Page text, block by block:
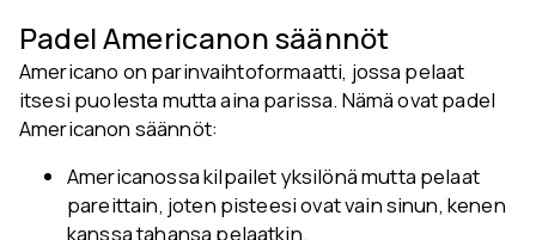
Padel Americanon säännöt
Americano on parinvaihtoformaatti, jossa pelaat
itsesi puolesta mutta aina parissa. Nämä ovat padel
Americanon säännöt:
Americanossa kilpailet yksilönä mutta pelaat
pareittain, joten pisteesi ovat vain sinun, kenen
kanssa tahansa pelaatkin.